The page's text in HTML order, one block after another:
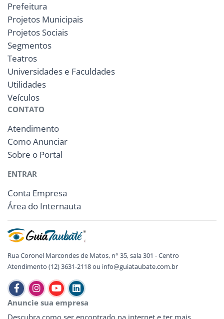
Prefeitura
Projetos Municipais
Projetos Sociais
Segmentos
Teatros
Universidades e Faculdades
Utilidades
Veículos
CONTATO
Atendimento
Como Anunciar
Sobre o Portal
ENTRAR
Conta Empresa
Área do Internauta
Rua Coronel Marcondes de Matos, n° 35, sala 301 - Centro
Atendimento (12) 3631-2118 ou info@guiataubate.com.br
Anuncie sua empresa
Descubra como ser encontrado na internet e ter mais